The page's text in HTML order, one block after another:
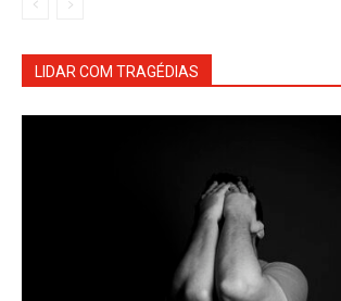
LIDAR COM TRAGÉDIAS